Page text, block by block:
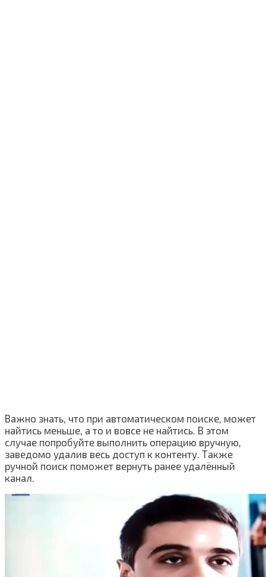
Важно знать, что при автоматическом поиске, может
найтись меньше, а то и вовсе не найтись. В этом
случае попробуйте выполнить операцию вручную,
заведомо удалив весь доступ к контенту. Также
ручной поиск поможет вернуть ранее удалённый
канал.